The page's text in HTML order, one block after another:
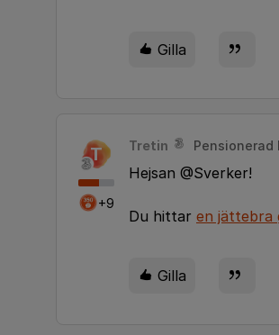
Gilla
T
+9
Tretin Pensionerad
Hejsan @Sverker!
Du hittar en jättebra
Gilla